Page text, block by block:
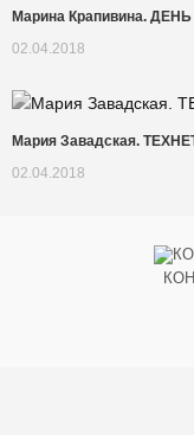
Марина Крапивина.
02.04.2018
Мария Завадская.
02.04.2018